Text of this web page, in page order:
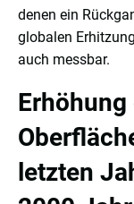
denen ein
globalen
auch messbar.
Erhöhung
letzten